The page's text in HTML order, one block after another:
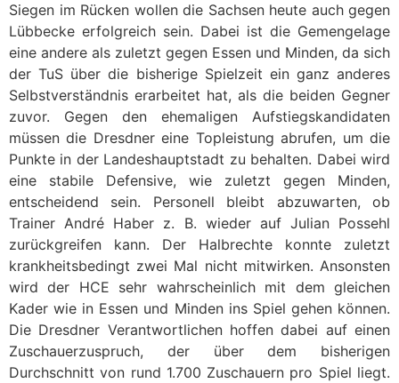
Siegen im Rücken wollen die Sachsen heute auch gegen
Lübbecke erfolgreich sein. Dabei ist die Gemengelage
eine andere als zuletzt gegen Essen und Minden, da sich
der TuS über die bisherige Spielzeit ein ganz anderes
Selbstverständnis erarbeitet hat, als die beiden Gegner
zuvor. Gegen den ehemaligen Aufstiegskandidaten
müssen die Dresdner eine Topleistung abrufen, um die
Punkte in der Landeshauptstadt zu behalten. Dabei wird
eine stabile Defensive, wie zuletzt gegen Minden,
entscheidend sein. Personell bleibt abzuwarten, ob
Trainer André Haber z. B. wieder auf Julian Possehl
zurückgreifen kann. Der Halbrechte konnte zuletzt
krankheitsbedingt zwei Mal nicht mitwirken. Ansonsten
wird der HCE sehr wahrscheinlich mit dem gleichen
Kader wie in Essen und Minden ins Spiel gehen können.
Die Dresdner Verantwortlichen hoffen dabei auf einen
Zuschauerzuspruch, der über dem bisherigen
Durchschnitt von rund 1.700 Zuschauern pro Spiel liegt.